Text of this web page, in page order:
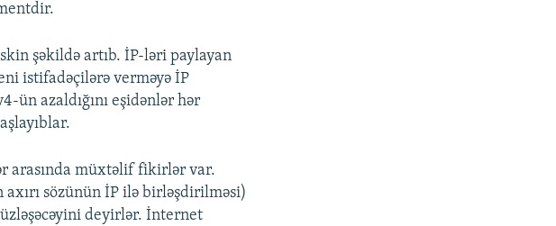
şəkildə artıb. İP-ləri paylayan
istifadəçilərə verməyə İP
ün azaldığını eşidənlər hər
arasında müxtəlif fikirlər var.
axırı sözünün İP ilə birləşdirilməsi)
deyirlər. İnternet